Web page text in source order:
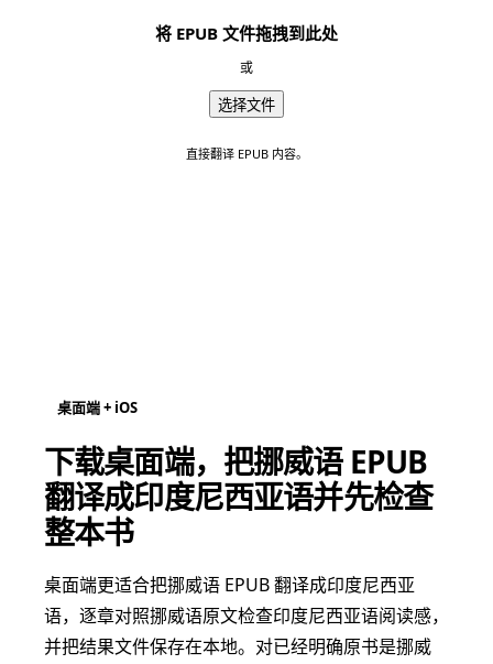
将 EPUB 文件拖拽到此处
或
选择文件
直接翻译 EPUB 内容。
桌面端 + iOS
下载桌面端，把挪威语 EPUB
翻译成印度尼西亚语并先检查
整本书
桌面端更适合把挪威语 EPUB 翻译成印度尼西亚
语，逐章对照挪威语原文检查印度尼西亚语阅读感，
并把结果文件保存在本地。对已经明确原书是挪威